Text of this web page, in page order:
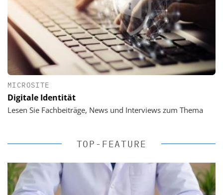
MICROSITE
Digitale Identität
Lesen Sie Fachbeiträge, News und Interviews zum Thema
TOP-FEATURE